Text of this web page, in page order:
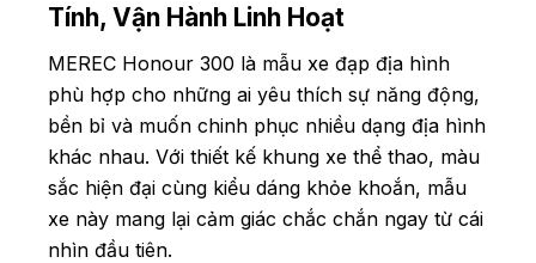
Tính, Vận Hành Linh Hoạt
MEREC Honour 300 là mẫu xe đạp địa hình
phù hợp cho những ai yêu thích sự năng động,
bền bỉ và muốn chinh phục nhiều dạng địa hình
khác nhau. Với thiết kế khung xe thể thao, màu
sắc hiện đại cùng kiểu dáng khỏe khoắn, mẫu
xe này mang lại cảm giác chắc chắn ngay từ cái
nhìn đầu tiên.